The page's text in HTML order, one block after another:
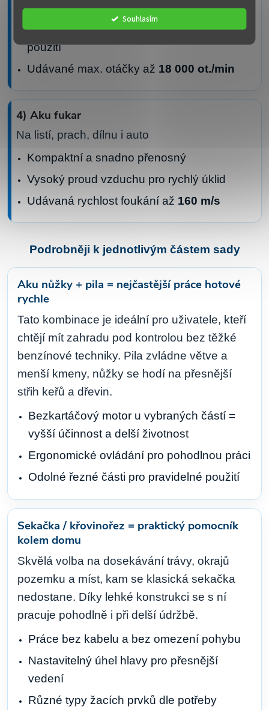
Souhlasím
Nastavitelná pracovní poloha
Různé typy řezných nástavců pro odlišné
použití
Udávané max. otáčky až 18 000 ot./min
4) Aku fukar
Na listí, prach, dílnu i auto
Kompaktní a snadno přenosný
Vysoký proud vzduchu pro rychlý úklid
Udávaná rychlost foukání až 160 m/s
Podrobněji k jednotlivým částem sady
Aku nůžky + pila = nejčastější práce hotové
rychle
Tato kombinace je ideální pro uživatele, kteří
chtějí mít zahradu pod kontrolou bez těžké
benzínové techniky. Pila zvládne větve a
menší kmeny, nůžky se hodí na přesnější
střih keřů a dřevin.
Bezkartáčový motor u vybraných částí =
vyšší účinnost a delší životnost
Ergonomické ovládání pro pohodlnou práci
Odolné řezné části pro pravidelné použití
Sekačka / křovinořez = praktický pomocník
kolem domu
Skvělá volba na dosekávání trávy, okrajů
pozemku a míst, kam se klasická sekačka
nedostane. Díky lehké konstrukci se s ní
pracuje pohodlně i při delší údržbě.
Práce bez kabelu a bez omezení pohybu
Nastavitelný úhel hlavy pro přesnější
vedení
Různé typy žacích prvků dle potřeby